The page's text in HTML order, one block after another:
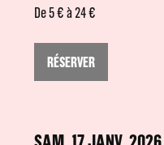
De 5 € à 24 €
RÉSERVER